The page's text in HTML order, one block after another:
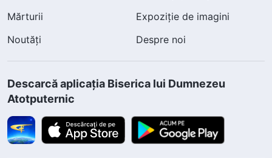
Mărturii
Expoziție de imagini
Noutăți
Despre noi
Descarcă aplicația Biserica lui Dumnezeu
Atotputernic